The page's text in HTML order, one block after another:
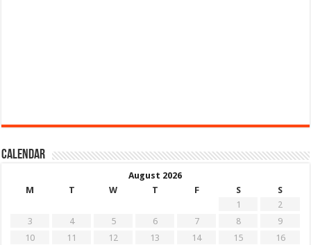
Calendar
August 2026
M
T W T F S
S
1
2
3
4 5 6 7 8
9
10
11 12 13 14 15
16